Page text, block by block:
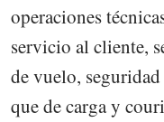
operaciones
servicio al cliente,
de vuelo,
que de carga y